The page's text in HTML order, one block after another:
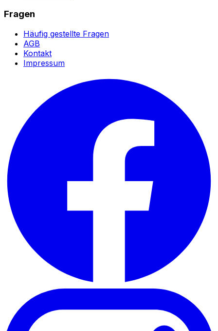
Fragen
Häufig gestellte Fragen
AGB
Kontakt
Impressum